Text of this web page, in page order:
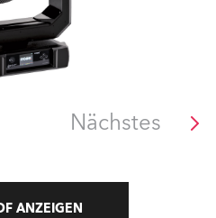
Nächstes
ANZEIGEN